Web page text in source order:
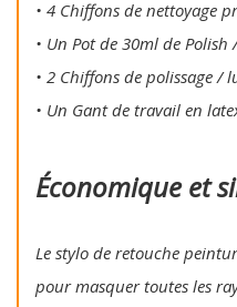
• 4 Chiffons de nettoyage
• Un Pot de 30ml de Polish
• 2 Chiffons de polissage /
• Un Gant de travail en
Économique et
Le stylo de retouche
pour masquer toutes les